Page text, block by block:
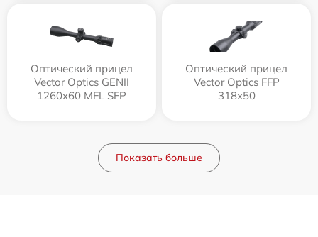
Оптический прицел
Vector Optics GENII
1260x60 MFL SFP
Оптический прицел
Vector Optics FFP
318x50
Показать больше